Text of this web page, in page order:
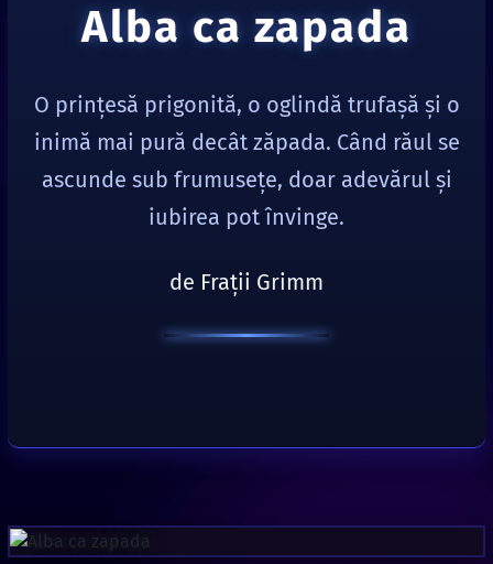
Alba ca zapada
O prințesă prigonită, o oglindă trufașă și o
inimă mai pură decât zăpada. Când răul se
ascunde sub frumusețe, doar adevărul și
iubirea pot învinge.
de Fraţii Grimm
de Fraţii Grimm